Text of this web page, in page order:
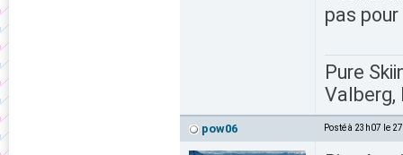
pas
Pure
Valberg,
pow06 Posté à 23h07 le